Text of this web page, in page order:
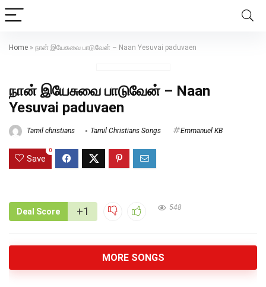
Home » நான் இயேசுவை பாடுவேன் – Naan Yesuvai paduvaen
நான் இயேசுவை பாடுவேன் – Naan
Yesuvai paduvaen
Tamil christians Tamil Christians Songs Emmanuel KB
Save
0
Deal Score +1 548
MORE SONGS